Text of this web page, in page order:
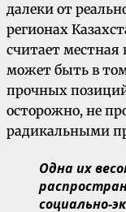
далеки от
регионах
считает местная
может быть в
прочных
осторожно, не
радикальными
Одна их
социально-